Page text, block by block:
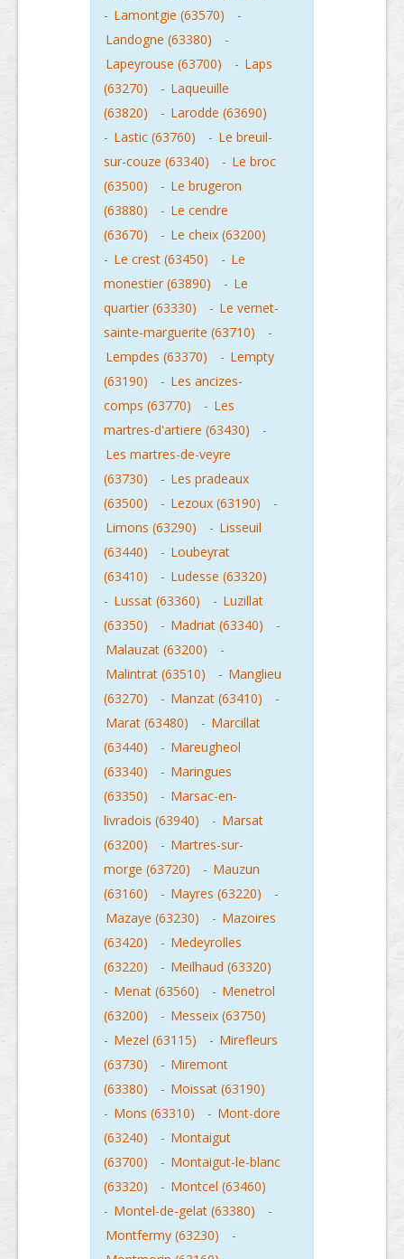
- Lamontgie (63570)
-
Landogne (63380)
-
Lapeyrouse (63700)
- Laps
(63270)
- Laqueuille
(63820)
- Larodde (63690)
- Lastic (63760) - Le breuil-
sur-couze (63340)
- Le broc
(63500)
- Le brugeron
(63880)
- Le cendre
(63670)
- Le cheix (63200)
- Le crest (63450) - Le
monestier (63890)
- Le
quartier (63330)
- Le vernet-
sainte-marguerite (63710)
-
Lempdes (63370)
- Lempty
(63190)
- Les ancizes-
comps (63770)
- Les
martres-d'artiere (63430)
-
Les martres-de-veyre
(63730)
- Les pradeaux
(63500)
- Lezoux (63190)
-
Limons (63290)
- Lisseuil
(63440)
- Loubeyrat
(63410)
- Ludesse (63320)
- Lussat (63360) - Luzillat
(63350)
- Madriat (63340)
-
Malauzat (63200)
-
Malintrat (63510)
- Manglieu
(63270)
- Manzat (63410)
-
Marat (63480)
- Marcillat
(63440)
- Mareugheol
(63340)
- Maringues
(63350)
- Marsac-en-
livradois (63940)
- Marsat
(63200)
- Martres-sur-
morge (63720)
- Mauzun
(63160)
- Mayres (63220)
-
Mazaye (63230)
- Mazoires
(63420)
- Medeyrolles
(63220)
- Meilhaud (63320)
- Menat (63560) - Menetrol
(63200)
- Messeix (63750)
- Mezel (63115) - Mirefleurs
(63730)
- Miremont
(63380)
- Moissat (63190)
- Mons (63310) - Mont-dore
(63240)
- Montaigut
(63700)
- Montaigut-le-blanc
(63320)
- Montcel (63460)
- Montel-de-gelat (63380)
-
Montfermy (63230)
-